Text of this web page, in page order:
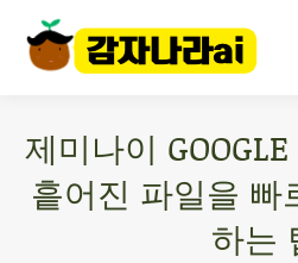
제미나이
흩어진 파일을 빠
하는